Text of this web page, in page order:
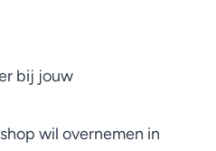
bij jouw
wil overnemen in